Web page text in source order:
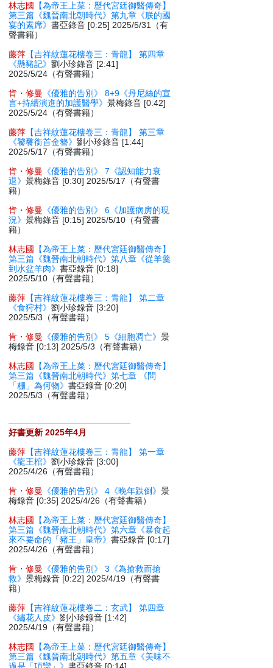
林志國
【為帝王上菜：歷代宮廷御醫傳奇】
第三篇《魏晉南北朝時代》第九章《朕的國
宴的素席》書亞錄音 [0:25] 2025/5/31（有
聲書籍）
藤萍 【吉祥紋蓮花樓卷三：青龍】 第四章
《懸豬記》劉小珍錄音 [2:41]
2025/5/24（有聲書籍）
肯・修曼
《優雅的告別》 8+9《丹尼絲的宣
言+持續演進的加護醫學》景梅錄音 [0:42]
2025/5/24（有聲書籍）
藤萍 【吉祥紋蓮花樓卷三：青龍】 第三章
《饕餮銜首金簪》劉小珍錄音 [1:44]
2025/5/17（有聲書籍）
肯・修曼
《優雅的告別》 7《認知能力衰
退》景梅錄音 [0:30] 2025/5/17（有聲書
籍）
肯・修曼
《優雅的告別》 6《加護病房的現
況》景梅錄音 [0:15] 2025/5/10（有聲書
籍）
林志國
【為帝王上菜：歷代宮廷御醫傳奇】
第三篇《魏晉南北朝時代》第八章《從羊羹
到水盆羊肉》書亞錄音 [0:18]
2025/5/10（有聲書籍）
藤萍 【吉祥紋蓮花樓卷三：青龍】 第二章
《食狩村》劉小珍錄音 [3:20]
2025/5/3（有聲書籍）
肯・修曼
《優雅的告別》 5《細胞凋亡》景
梅錄音 [0:13] 2025/5/3（有聲書籍）
林志國
【為帝王上菜：歷代宮廷御醫傳奇】
第三篇《魏晉南北朝時代》第七章 《問
「粣」為何物》書亞錄音 [0:20]
2025/5/3（有聲書籍）
好書更新 2025年4月
藤萍 【吉祥紋蓮花樓卷三：青龍】 第一章
《龍王棺》劉小珍錄音 [3:00]
2025/4/26（有聲書籍）
肯・修曼
《優雅的告別》 4《晚年跌倒》景
梅錄音 [0:35] 2025/4/26（有聲書籍）
林志國
【為帝王上菜：歷代宮廷御醫傳奇】
第三篇《魏晉南北朝時代》第六章《暴食起
來不要命的「豬王」皇帝》書亞錄音 [0:17]
2025/4/26（有聲書籍）
肯・修曼
《優雅的告別》 3《為搶救而搶
救》景梅錄音 [0:22] 2025/4/19（有聲書
籍）
藤萍 【吉祥紋蓮花樓卷二：玄武】 第四章
《繡花人皮》劉小珍錄音 [1:42]
2025/4/19（有聲書籍）
林志國
【為帝王上菜：歷代宮廷御醫傳奇】
第三篇《魏晉南北朝時代》第五章《美味不